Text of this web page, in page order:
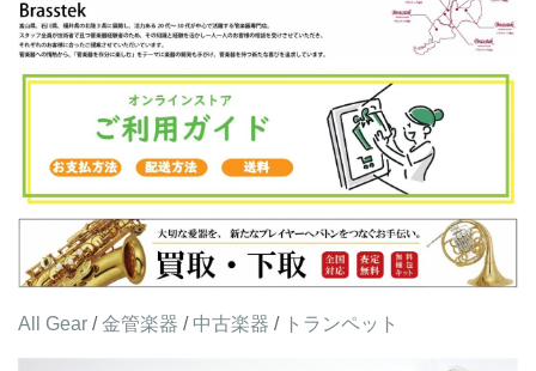
All Gear /金管楽器 / 中古楽器 / トランペット